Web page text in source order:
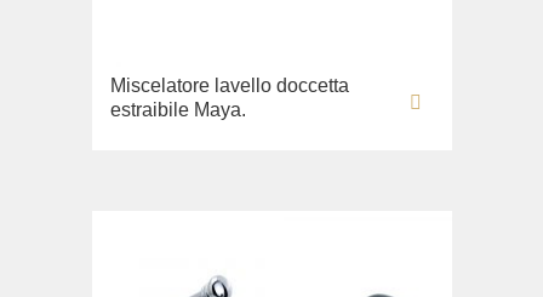
Miscelatore lavello doccetta
estraibile Maya.